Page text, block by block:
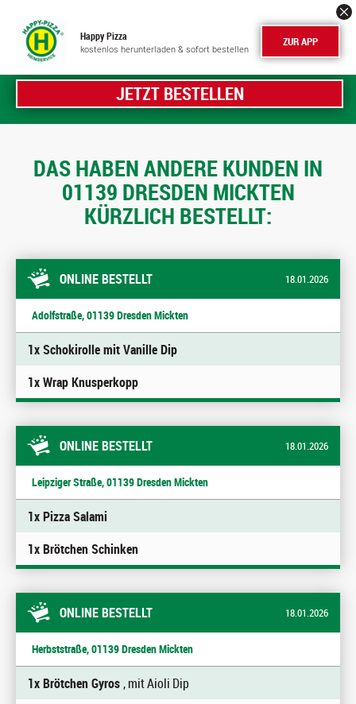
Happy Pizza
kostenlos herunterladen & sofort bestellen ZUR APP
JETZT BESTELLEN
DAS HABEN ANDERE KUNDEN IN
01139 DRESDEN MICKTEN
KÜRZLICH BESTELLT:
ONLINE BESTELLT 18.01.2026
Adolfstraße, 01139 Dresden Mickten
1x Schokirolle mit Vanille Dip
1x Wrap Knusperkopp
ONLINE BESTELLT 18.01.2026
Leipziger Straße, 01139 Dresden Mickten
1x Pizza Salami
1x Brötchen Schinken
ONLINE BESTELLT 18.01.2026
Herbststraße, 01139 Dresden Mickten
1x Brötchen Gyros, mit Aioli Dip